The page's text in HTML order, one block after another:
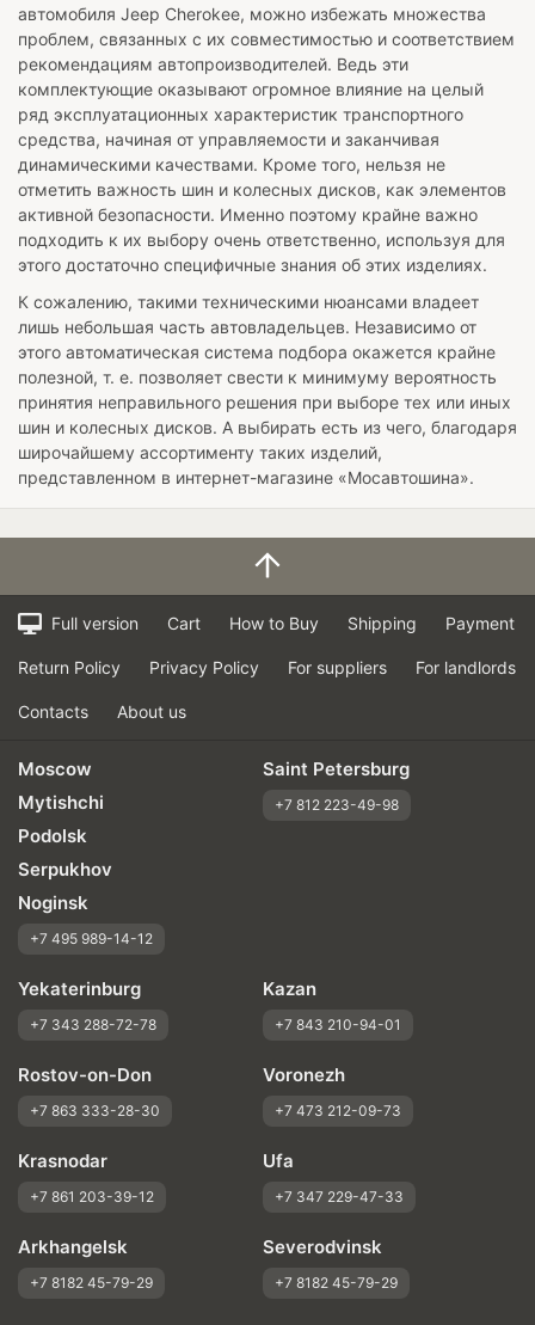
автомобиля Jeep Cherokee, можно избежать множества
проблем, связанных с их совместимостью и соответствием
рекомендациям автопроизводителей. Ведь эти
комплектующие оказывают огромное влияние на целый
ряд эксплуатационных характеристик транспортного
средства, начиная от управляемости и заканчивая
динамическими качествами. Кроме того, нельзя не
отметить важность шин и колесных дисков, как элементов
активной безопасности. Именно поэтому крайне важно
подходить к их выбору очень ответственно, используя для
этого достаточно специфичные знания об этих изделиях.
К сожалению, такими техническими нюансами владеет
лишь небольшая часть автовладельцев. Независимо от
этого автоматическая система подбора окажется крайне
полезной, т. е. позволяет свести к минимуму вероятность
принятия неправильного решения при выборе тех или иных
шин и колесных дисков. А выбирать есть из чего, благодаря
широчайшему ассортименту таких изделий,
представленном в интернет-магазине «Мосавтошина».
Full version Cart How to Buy Shipping Payment
Return Policy Privacy Policy For suppliers For landlords
Contacts About us
Moscow
Mytishchi
Podolsk
Serpukhov
Noginsk
+7 495 989-14-12
Saint Petersburg
+7 812 223-49-98
Yekaterinburg
+7 343 288-72-78
Kazan
+7 843 210-94-01
Rostov-on-Don
+7 863 333-28-30
Voronezh
+7 473 212-09-73
Krasnodar
+7 861 203-39-12
Ufa
+7 347 229-47-33
Arkhangelsk
+7 8182 45-79-29
Severodvinsk
+7 8182 45-79-29